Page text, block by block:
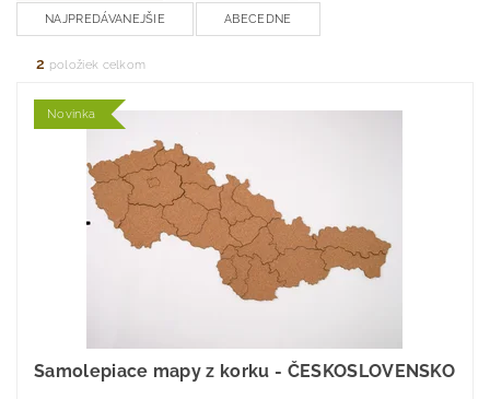
NAJPREDÁVANEJŠIE ABECEDNE
2 položiek celkom
Novinka
Samolepiace mapy z korku - ČESKOSLOVENSKO